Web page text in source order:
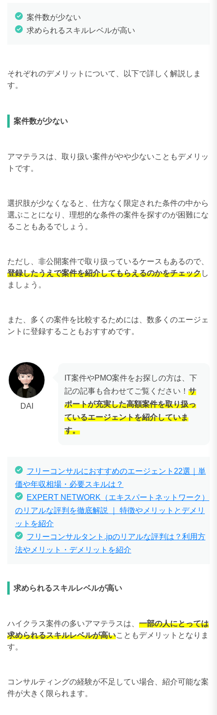
案件数が少ない
求められるスキルレベルが高い
それぞれのデメリットについて、以下で詳しく解説しま
す。
案件数が少ない
アマテラスは、取り扱い案件がやや少ないこともデメリッ
トです。
選択肢が少なくなると、仕方なく限定された条件の中から
選ぶことになり、理想的な条件の案件を探すのが困難にな
ることもあるでしょう。
ただし、非公開案件で取り扱っているケースもあるので、
登録したうえで案件を紹介してもらえるのかをチェックし
ましょう。
また、多くの案件を比較するためには、数多くのエージェ
ントに登録することもおすすめです。
DAI
IT案件やPMO案件をお探しの方は、下
記の記事も合わせてご覧ください！ サ
ポートが充実した高額案件を取り扱っ
ているエージェントを紹介していま
す。
フリーコンサルにおすすめのエージェント22選｜単
価や年収相場・必要スキルは？
EXPERT NETWORK（エキスパートネットワーク）
のリアルな評判を徹底解説 ｜ 特徴やメリットとデメリ
ットを紹介
フリーコンサルタント.jpのリアルな評判は？利用方
法やメリット・デメリットを紹介
求められるスキルレベルが高い
ハイクラス案件の多いアマテラスは、 一部の人にとっては
求められるスキルレベルが高いこともデメリットとなりま
す。
コンサルティングの経験が不足してい場合、紹介可能な案
件が大きく限られます。